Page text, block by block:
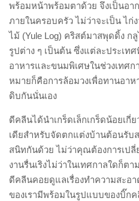
พร้อมหน้าพร้อมตาด้วย จึงเป็นอา
ภายในครอบครัว ไม่ว่าจะเป็น ไก่
ไม้ (Yule Log) คริสต์มาสพุดดิ้ง ก
รูปต่าง ๆ เป็นต้น ซึ่งแต่ละประเท
อาหารและขนมพิเศษในช่วงเทศ
หมายก็คือการล้อมวงเพื่อทานอา
ดิบกันนั่นเอง
ดีคลีนได้นำเกร็ดเล็กเกร็ดน้อยเกี่
เดียสำหรับจัดตกแต่งบ้านต้อนรับ
สนิทกันด้วย ไม่ว่าคุณต้องการเป
งานรื่นเริงไม่ว่าในเทศกาลใดก็ต
ดีคลีนคอยดูแลเรื่องทำความสะอา
ของเรามีพร้อมในรูปแบบของบิ๊ก